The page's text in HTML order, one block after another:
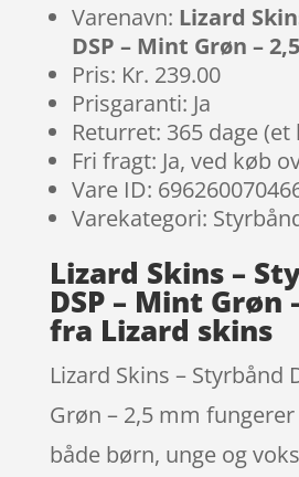
Varenavn: Lizard
DSP – Mint Grøn –
Pris: Kr. 239.00
Prisgaranti: Ja
Returret: 365 dage (et
Fri fragt: Ja, ved køb
Vare ID:
Varekategori:
Lizard Skins –
DSP – Mint Grøn
fra Lizard skins
Lizard Skins – Styrbånd
Grøn – 2,5 mm
både børn, unge og